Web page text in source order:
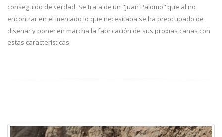
conseguido de verdad. Se trata de un "Juan Palomo" que al no
encontrar en el mercado lo que necesitaba se ha preocupado de
diseñar y poner en marcha la fabricación de sus propias cañas con
estas características.